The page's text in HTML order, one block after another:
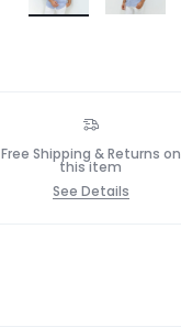
Free Shipping & Returns on
this item
See Details